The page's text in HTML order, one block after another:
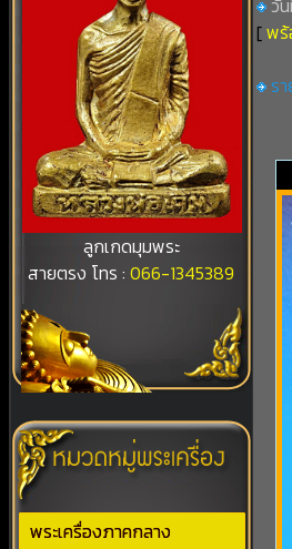
ลูกเกดมุมพระ
สายตรง โทร :066-1345389
พระเครื่องภาคกลาง
วั
[พร้
ร